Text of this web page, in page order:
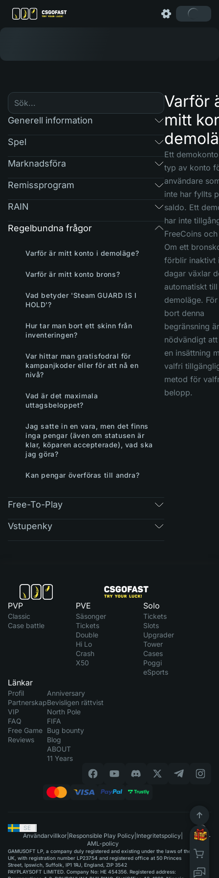
Generell information
Spel
Marknadsföra
Remissprogram
RAIN
Regelbundna frågor
Varför är mitt konto i demoläge?
Varför är mitt konto brons?
Vad betyder 'Steam GUARD IS I
HOLD'?
Hur tar man bort ett skinn från
inventeringen?
Var hittar man gratisfodral för
kampanjkoder eller för att nå en
nivå?
Vad är det maximala
uttagsbeloppet?
Jag satte in en vara, men det finns
inga pengar (även om statusen är
klar, köparen accepterade), vad ska
jag göra?
Kan pengar överföras till andra?
Free-To-Play
Vstupenky
Varför
mitt
Ett
typ av konto
användare
inte har fyllts
saldo. Ett
har inte
FreeCoins
Om ett
förblir inaktivt
dagar växlar
automatiskt till
demoläge.
bort denna
begränsning
nödvändigt
en insättning
valfri
metod för
belopp.
PVP
Classic
Case battle
PVE
Säsonger
Tickets
Double
Hi Lo
Crash
X50
Solo
Tickets
Slots
Upgrader
Tower
Cases
Poggi
eSports
Länkar
Profil
Partnerskap
VIP
FAQ
Free Game
Reviews
Anniversary
Bevisligen rättvist
North Pole
FIFA
Bug bounty
Blog
ABOUT
11 Years
SE
Användarvillkor| Responsible Play Policy| Integritetspolicy|
AML-policy
GAMUSOFT LP, a company duly registered and existing under the laws of the
UK, with registration number LP23754 and registered office at 50 Princes
Street, Ipswich, Suffolk, IP1 1RJ, England, ZIP 3542
PAYPLAYSOFT LIMITED. Company No: HE 454356. Registered address: